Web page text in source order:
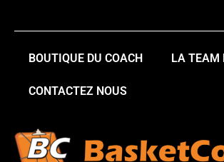
Vincent Collet : Le Pick & Roll
Vincent Collet : Le Pick & Roll 2/3
Vincent Collet : Le Pick & Roll 3/3
BOUTIQUE DU COACH LA TEAM
CONTACTEZ NOUS